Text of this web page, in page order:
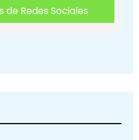
Redes Sociales